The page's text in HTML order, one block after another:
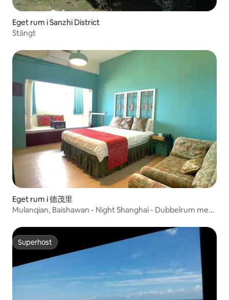
Eget rum i Sanzhi District
Stängt
Eget rum i 德茂里
Mulanqian, Baishawan - Night Shanghai - Dubbelrum med
Superhost
Superhost